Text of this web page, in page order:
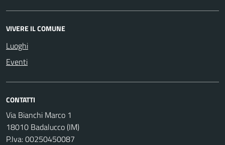
VIVERE IL COMUNE
Luoghi
Eventi
CONTATTI
Via Bianchi Marco 1
18010 Badalucco (IM)
P.Iva: 00250450087